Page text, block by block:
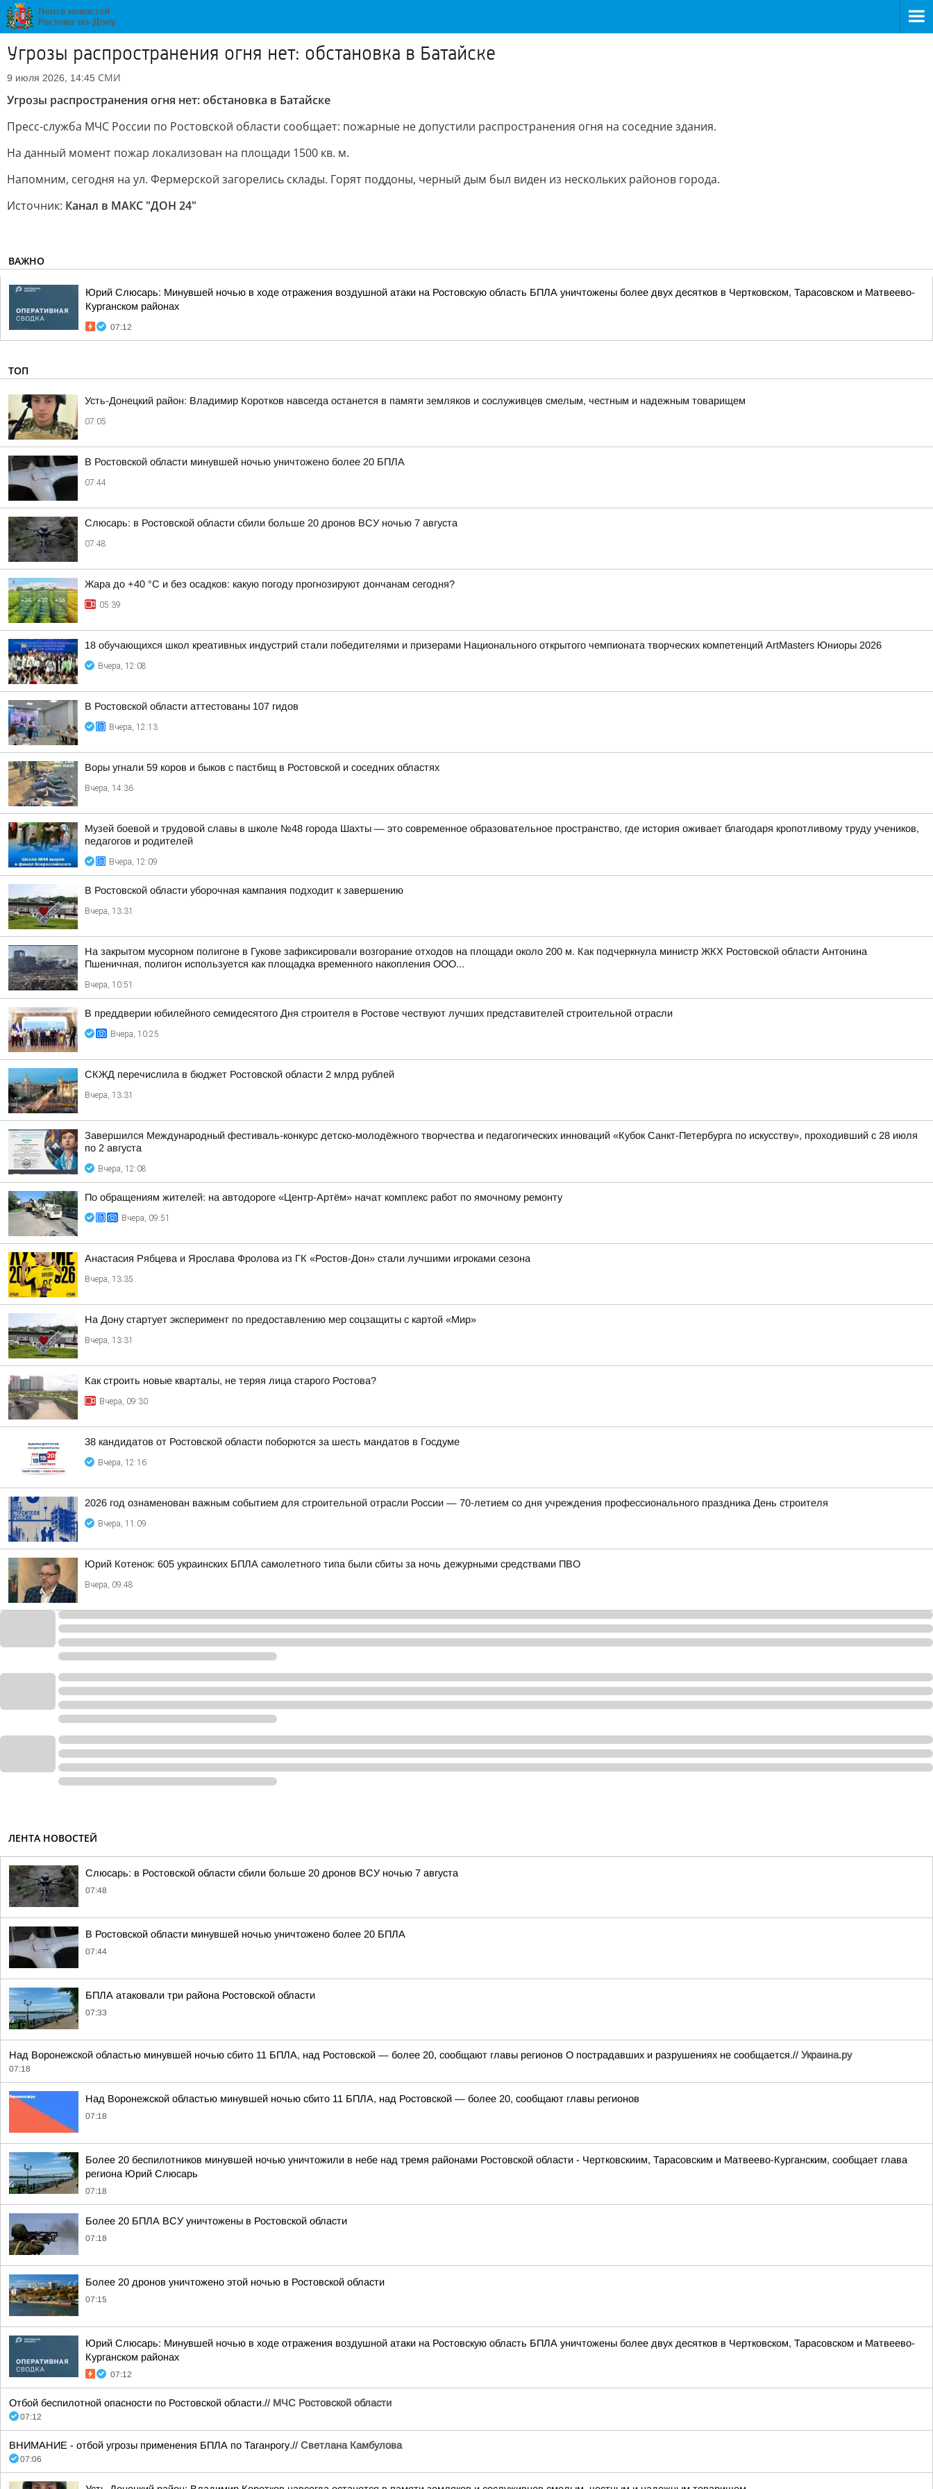
Угрозы распространения огня нет: обстановка в Батайске
9 июля 2026, 14:45 СМИ
Угрозы распространения огня нет: обстановка в Батайске
Пресс-служба МЧС России по Ростовской области сообщает: пожарные не допустили распространения огня на соседние здания.
На данный момент пожар локализован на площади 1500 кв. м.
Напомним, сегодня на ул. Фермерской загорелись склады. Горят поддоны, черный дым был виден из нескольких районов города.
Источник: Канал в МАКС "ДОН 24"
ВАЖНО
Юрий Слюсарь: Минувшей ночью в ходе отражения воздушной атаки на Ростовскую область БПЛА уничтожены более двух десятков в Чертковском, Тарасовском и Матвеево-
Курганском районах
07:12
ТОП
Усть-Донецкий район: Владимир Коротков навсегда останется в памяти земляков и сослуживцев смелым, честным и надежным товарищем
07:05
В Ростовской области минувшей ночью уничтожено более 20 БПЛА
07:44
Слюсарь: в Ростовской области сбили больше 20 дронов ВСУ ночью 7 августа
07:48
Жара до +40 °С и без осадков: какую погоду прогнозируют дончанам сегодня?
05:39
18 обучающихся школ креативных индустрий стали победителями и призерами Национального открытого чемпионата творческих компетенций ArtMasters Юниоры 2026
Вчера, 12:08
В Ростовской области аттестованы 107 гидов
Вчера, 12:13
Воры угнали 59 коров и быков с пастбищ в Ростовской и соседних областях
Вчера, 14:36
Музей боевой и трудовой славы в школе №48 города Шахты — это современное образовательное пространство, где история оживает благодаря кропотливому труду учеников,
педагогов и родителей
Вчера, 12:09
В Ростовской области уборочная кампания подходит к завершению
Вчера, 13:31
На закрытом мусорном полигоне в Гукове зафиксировали возгорание отходов на площади около 200 м. Как подчеркнула министр ЖКХ Ростовской области Антонина
Пшеничная, полигон используется как площадка временного накопления ООО...
Вчера, 10:51
В преддверии юбилейного семидесятого Дня строителя в Ростове чествуют лучших представителей строительной отрасли
Вчера, 10:25
СКЖД перечислила в бюджет Ростовской области 2 млрд рублей
Вчера, 13:31
Завершился Международный фестиваль-конкурс детско-молодёжного творчества и педагогических инноваций «Кубок Санкт-Петербурга по искусству», проходивший с 28 июля
по 2 августа
Вчера, 12:08
По обращениям жителей: на автодороге «Центр-Артём» начат комплекс работ по ямочному ремонту
Вчера, 09:51
Анастасия Рябцева и Ярослава Фролова из ГК «Ростов-Дон» стали лучшими игроками сезона
Вчера, 13:35
На Дону стартует эксперимент по предоставлению мер соцзащиты с картой «Мир»
Вчера, 13:31
Как строить новые кварталы, не теряя лица старого Ростова?
Вчера, 09:30
38 кандидатов от Ростовской области поборются за шесть мандатов в Госдуме
Вчера, 12:16
2026 год ознаменован важным событием для строительной отрасли России — 70-летием со дня учреждения профессионального праздника День строителя
Вчера, 11:09
Юрий Котенок: 605 украинских БПЛА самолетного типа были сбиты за ночь дежурными средствами ПВО
Вчера, 09:48
ЛЕНТА НОВОСТЕЙ
Слюсарь: в Ростовской области сбили больше 20 дронов ВСУ ночью 7 августа
07:48
В Ростовской области минувшей ночью уничтожено более 20 БПЛА
07:44
БПЛА атаковали три района Ростовской области
07:33
Над Воронежской областью минувшей ночью сбито 11 БПЛА, над Ростовской — более 20, сообщают главы регионов О пострадавших и разрушениях не сообщается.// Украина.ру
07:18
Над Воронежской областью минувшей ночью сбито 11 БПЛА, над Ростовской — более 20, сообщают главы регионов
07:18
Более 20 беспилотников минувшей ночью уничтожили в небе над тремя районами Ростовской области - Чертковскиим, Тарасовским и Матвеево-Курганским, сообщает глава
региона Юрий Слюсарь
07:18
Более 20 БПЛА ВСУ уничтожены в Ростовской области
07:18
Более 20 дронов уничтожено этой ночью в Ростовской области
07:15
Юрий Слюсарь: Минувшей ночью в ходе отражения воздушной атаки на Ростовскую область БПЛА уничтожены более двух десятков в Чертковском, Тарасовском и Матвеево-
Курганском районах
07:12
Отбой беспилотной опасности по Ростовской области.// МЧС Ростовской области
07:12
ВНИМАНИЕ - отбой угрозы применения БПЛА по Таганрогу.// Светлана Камбулова
07:06